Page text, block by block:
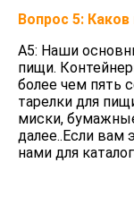
Вопрос 5:
A5: Наши
пищи.
более чем пять
тарелки для
миски,
далее..Если вам
нами для